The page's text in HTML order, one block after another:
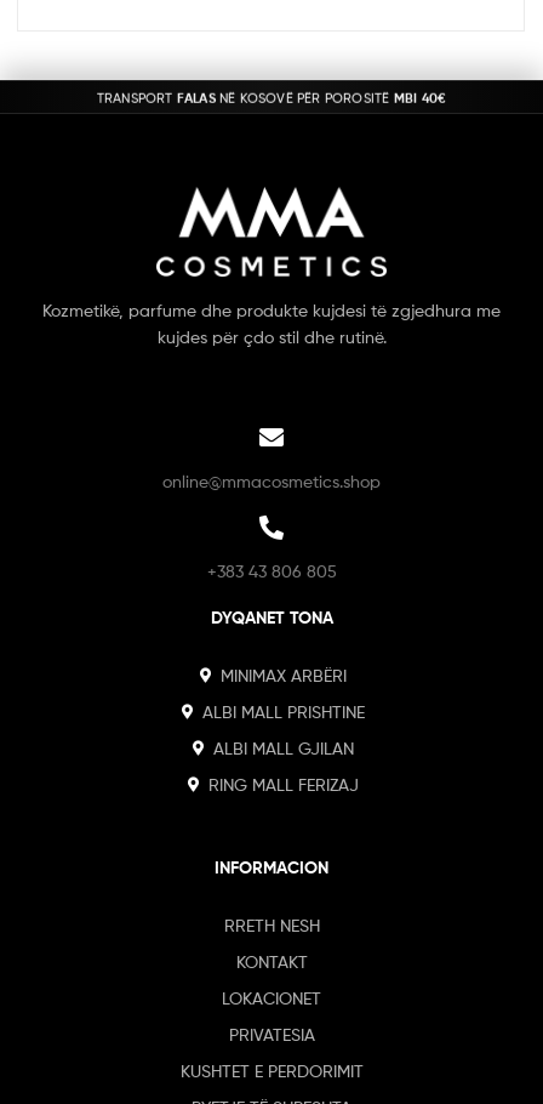
Kozmetikë, parfume dhe produkte kujdesi të zgjedhura me
kujdes për çdo stil dhe rutinë.
online@mmacosmetics.shop
+383 43 806 805
DYQANET TONA
MINIMAX ARBËRI
ALBI MALL PRISHTINE
ALBI MALL GJILAN
RING MALL FERIZAJ
INFORMACION
RRETH NESH
KONTAKT
LOKACIONET
PRIVATESIA
KUSHTET E PERDORIMIT
TRANSPORT FALASNË KOSOVË PËR POROSITË MBI 40€